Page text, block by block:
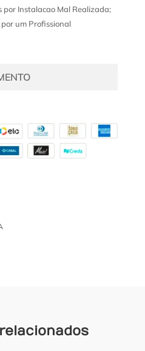
por Instalacao Mal Realizada;
um Profissional